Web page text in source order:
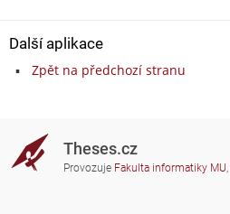
Další aplikace
Zpět na předchozí stranu
Theses.cz
Provozuje Fakulta informatiky MU,